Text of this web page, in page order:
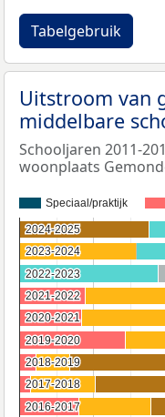
Tabelgebruik
Uitstroom van
middelbare
Schooljaren 2011-
woonplaats
Speciaal/praktijk
2024-2025
2024-2025
2023-2024
2023-2024
2022-2023
2022-2023
2021-2022
2021-2022
2020-2021
2020-2021
2019-2020
2019-2020
2018-2019
2018-2019
2017-2018
2017-2018
2016-2017
2016-2017